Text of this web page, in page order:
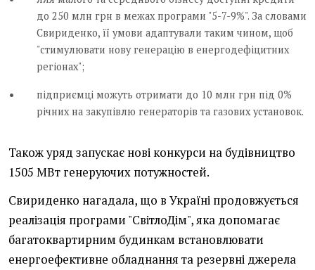
до 250 млн грн в межах програми "5-7-9%". За словами
Свириденко, її умови адаптували таким чином, щоб
"стимулювати нову генерацію в енергодефіцитних
регіонах";
підприємці можуть отримати до 10 млн грн під 0%
річних на закупівлю генераторів та газових установок.
Також уряд запускає нові конкурси на будівництво
1505 МВт генеруючих потужностей.
Свириденко нагадала, що в Україні продовжується
реалізація програми "СвітлоДім", яка допомагає
багатоквартирним будинкам встановлювати
енергоефективне обладнання та резервні джерела